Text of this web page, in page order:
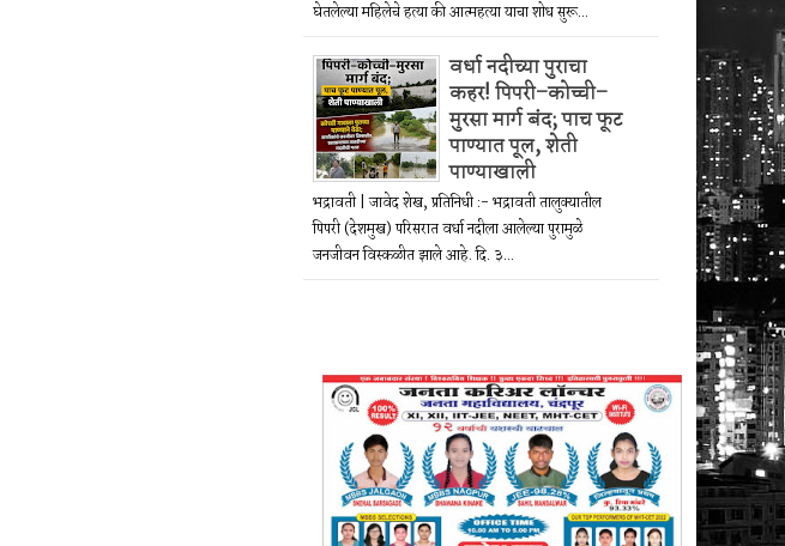
घेतलेल्या महिलेचे हत्या की आत्महत्या याचा शोध सुरू...
वर्धा नदीच्या पुराचा
कहर! पिपरी–कोच्ची–
मुरसा मार्ग बंद; पाच फूट
पाण्यात पूल, शेती
पाण्याखाली
भद्रावती | जावेद शेख, प्रतिनिधी :- भद्रावती तालुक्यातील
पिपरी (देशमुख) परिसरात वर्धा नदीला आलेल्या पुरामुळे
जनजीवन विस्कळीत झाले आहे. दि. ३...